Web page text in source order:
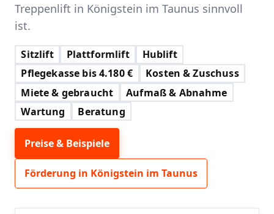
Treppenlift in Königstein im Taunus sinnvoll
ist.
Sitzlift Plattformlift
Hublift
Pflegekasse bis 4.180 €
Kosten & Zuschuss
Miete & gebraucht
Aufmaß & Abnahme
Wartung
Beratung
Preise & Beispiele
Förderung in Königstein im Taunus